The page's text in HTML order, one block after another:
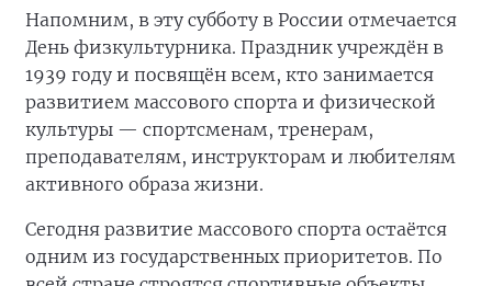
Напомним, в эту субботу в России отмечается
День физкультурника. Праздник учреждён в
1939 году и посвящён всем, кто занимается
развитием массового спорта и физической
культуры — спортсменам, тренерам,
преподавателям, инструкторам и любителям
активного образа жизни.
Сегодня развитие массового спорта остаётся
одним из государственных приоритетов. По